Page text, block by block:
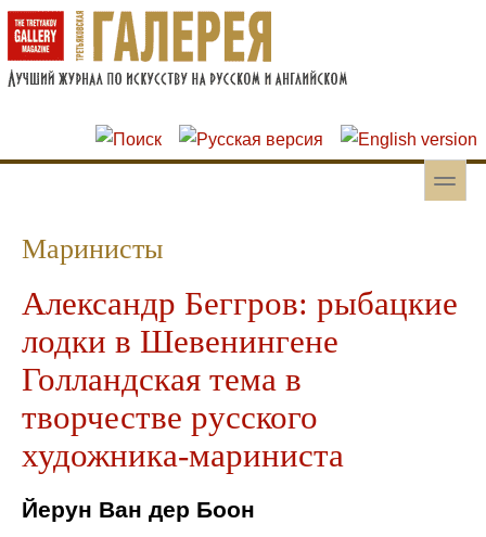
Перейти к основному содержанию
Skip to search
toggle
Маринисты
Александр Беггров: рыбацкие
лодки в Шевенингене
Голландская тема в
творчестве русского
художника-мариниста
Йерун Ван дер Боон